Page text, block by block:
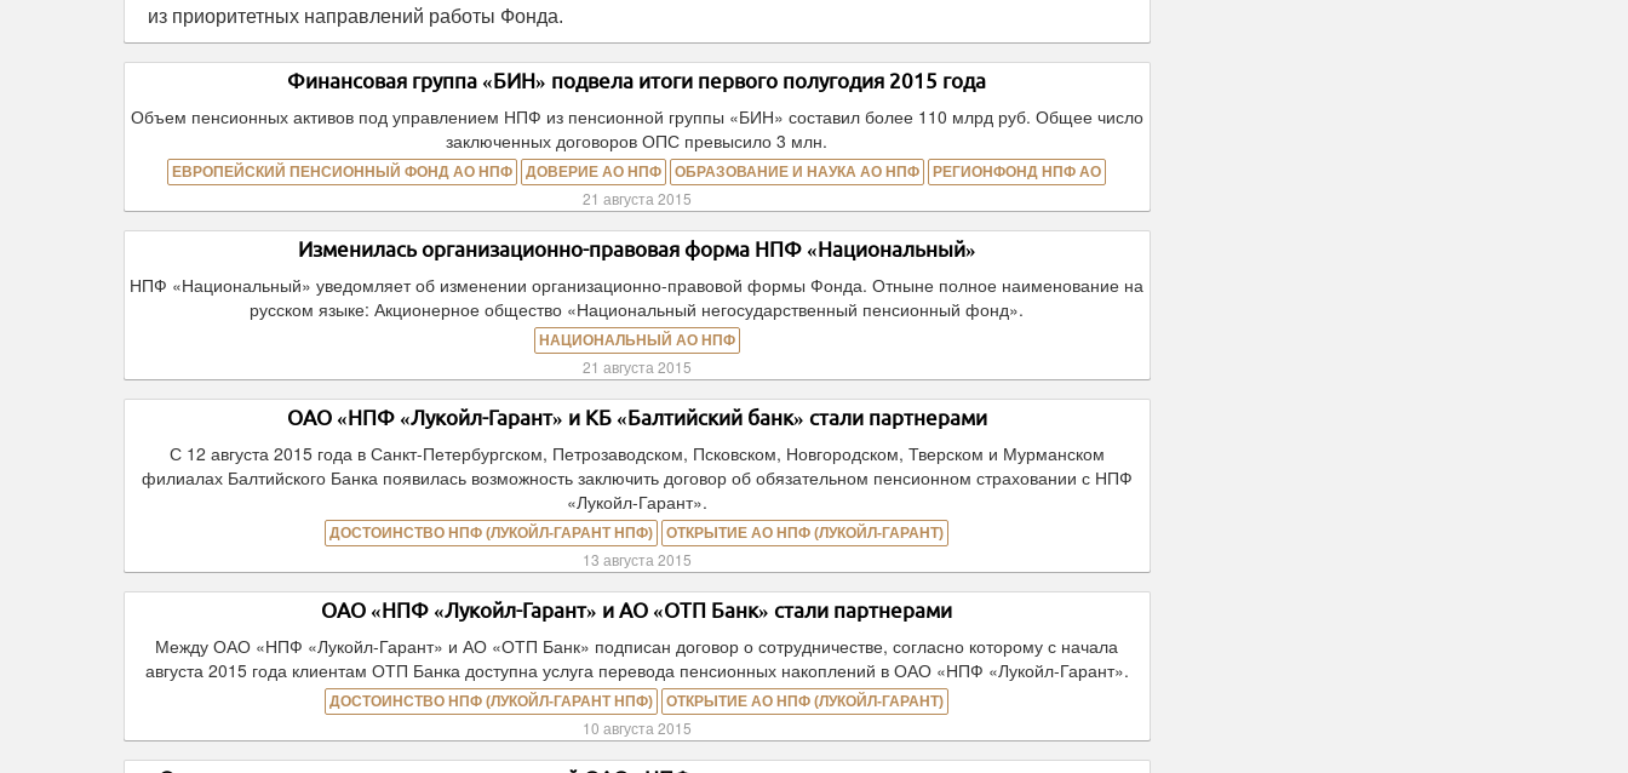
из приоритетных направлений работы Фонда.
Финансовая группа «БИН» подвела итоги первого полугодия 2015 года
Объем пенсионных активов под управлением НПФ из пенсионной группы «БИН» составил более 110 млрд руб. Общее число
заключенных договоров ОПС превысило 3 млн.
ЕВРОПЕЙСКИЙ ПЕНСИОННЫЙ ФОНД АО НПФ ДОВЕРИЕ АО НПФ ОБРАЗОВАНИЕ И НАУКА АО НПФ РЕГИОНФОНД НПФ АО
21 августа 2015
Изменилась организационно-правовая форма НПФ «Национальный»
НПФ «Национальный» уведомляет об изменении организационно-правовой формы Фонда. Отныне полное наименование на
русском языке: Акционерное общество «Национальный негосударственный пенсионный фонд».
НАЦИОНАЛЬНЫЙ АО НПФ
21 августа 2015
ОАО «НПФ «Лукойл-Гарант» и КБ «Балтийский банк» стали партнерами
С 12 августа 2015 года в Санкт-Петербургском, Петрозаводском, Псковском, Новгородском, Тверском и Мурманском
филиалах Балтийского Банка появилась возможность заключить договор об обязательном пенсионном страховании с НПФ
«Лукойл-Гарант».
ДОСТОИНСТВО НПФ (ЛУКОЙЛ-ГАРАНТ НПФ) ОТКРЫТИЕ АО НПФ (ЛУКОЙЛ-ГАРАНТ)
13 августа 2015
ОАО «НПФ «Лукойл-Гарант» и АО «ОТП Банк» стали партнерами
Между ОАО «НПФ «Лукойл-Гарант» и АО «ОТП Банк» подписан договор о сотрудничестве, согласно которому с начала
августа 2015 года клиентам ОТП Банка доступна услуга перевода пенсионных накоплений в ОАО «НПФ «Лукойл-Гарант».
ДОСТОИНСТВО НПФ (ЛУКОЙЛ-ГАРАНТ НПФ) ОТКРЫТИЕ АО НПФ (ЛУКОЙЛ-ГАРАНТ)
10 августа 2015